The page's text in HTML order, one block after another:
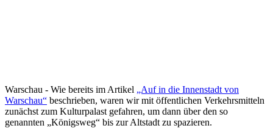
Warschau - Wie bereits im Artikel „Auf in die Innenstadt von
Warschau“ beschrieben, waren wir mit öffentlichen Verkehrsmitteln
zunächst zum Kulturpalast gefahren, um dann über den so
genannten „Königsweg“ bis zur Altstadt zu spazieren.